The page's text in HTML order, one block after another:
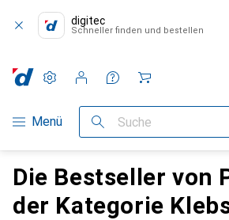
digitec
Schneller finden und bestellen
Navigation nach Kategorien
Menü Suche
Einstellungen
Kundenkonto
Vergleichslisten
Merklisten
Warenkorb
Die Bestseller von
der Kategorie